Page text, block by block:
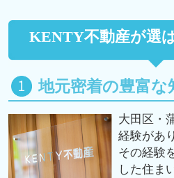
KENTY不動産が選
地元密着の豊富な
大田区・
経験があ
その経験
した住ま